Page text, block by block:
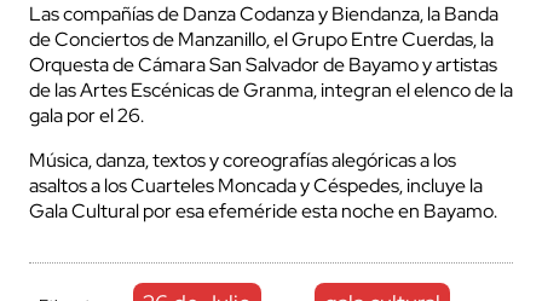
Las compañías de Danza Codanza y Biendanza, la Banda
de Conciertos de Manzanillo, el Grupo Entre Cuerdas, la
Orquesta de Cámara San Salvador de Bayamo y artistas
de las Artes Escénicas de Granma, integran el elenco de la
gala por el 26.
Música, danza, textos y coreografías alegóricas a los
asaltos a los Cuarteles Moncada y Céspedes, incluye la
Gala Cultural por esa efeméride esta noche en Bayamo.